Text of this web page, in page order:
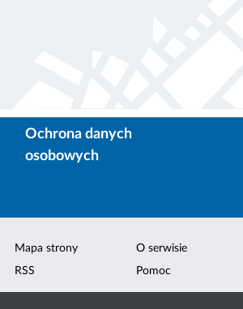
Ochrona danych
osobowych
Mapa strony
RSS
O serwisie
Pomoc